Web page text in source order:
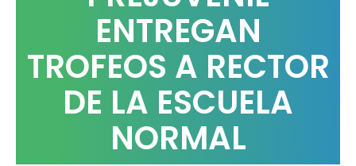
ENTREGAN
TROFEOS A RECTOR
DE LA ESCUELA
NORMAL